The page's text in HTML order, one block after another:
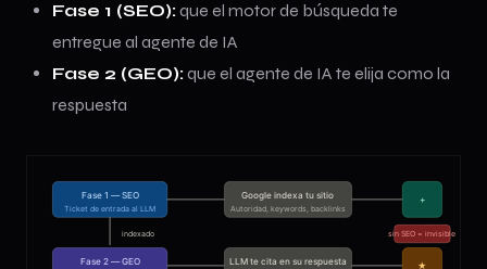
Fase 1 (SEO):que el motor de búsqueda te
entregue al agente de IA
Fase 2 (GEO):que el agente de IA te elija como la
respuesta